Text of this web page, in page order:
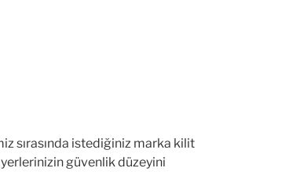
sırasında istediğiniz marka kilit
güvenlik düzeyini